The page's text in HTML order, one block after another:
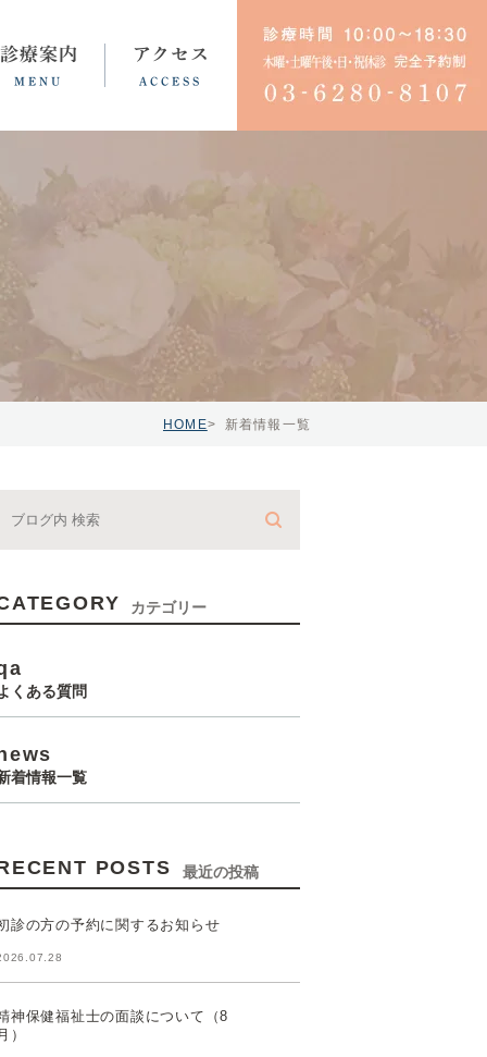
診療案内
MENU
育児・不妊ノイローゼ
アクセス
ACCESS
HOME 新着情報一覧
カテゴリー
くある質問
着情報一覧
POSTS 最近の投稿
診の方の予約に関するお知らせ
神保健福祉士の面談について（8
）